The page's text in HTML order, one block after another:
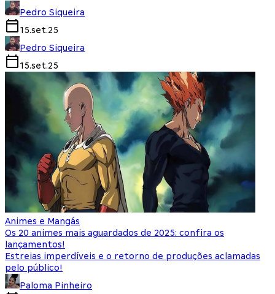
Pedro Siqueira
15.set.25
Pedro Siqueira
15.set.25
Animes e Mangás
Os 20 animes mais aguardados de 2025: confira os
lançamentos!
Estreias imperdíveis e o retorno de produções aclamadas
pelo público!
Paloma Pinheiro